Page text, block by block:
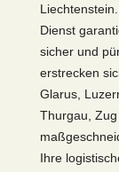
Dienst
sicher und
erstrecken
Glarus,
Thurgau,
Ihre